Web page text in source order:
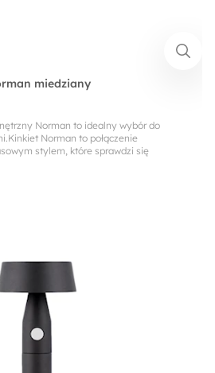
miedziany
Norman to idealny wybór do
Norman to połączenie
stylem, które sprawdzi się